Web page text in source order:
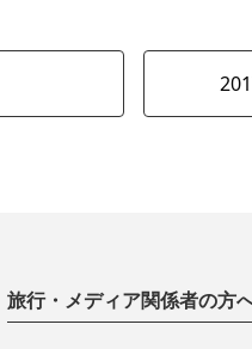
旅行・メディア関係者の方